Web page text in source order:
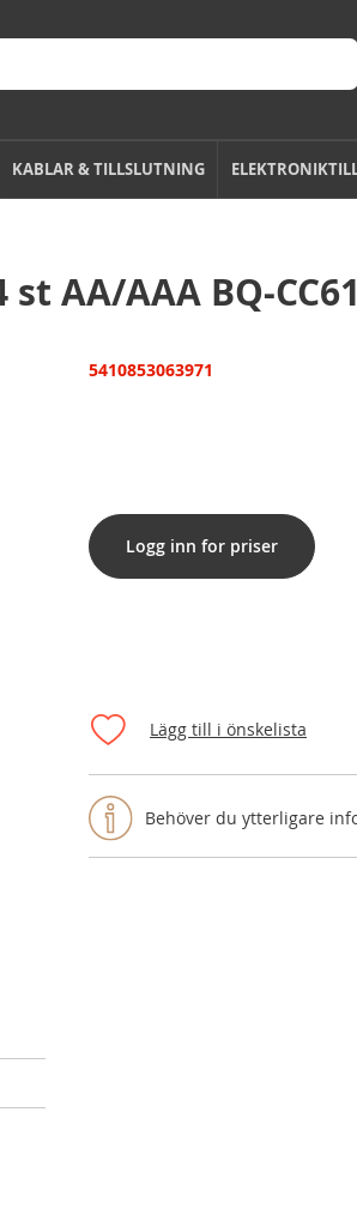
KABLAR & TILLSLUTNING
AA/AAA BQ-
Lägg till i önskelista
Behöver du ytterligare
5410853063971
Logg inn for priser